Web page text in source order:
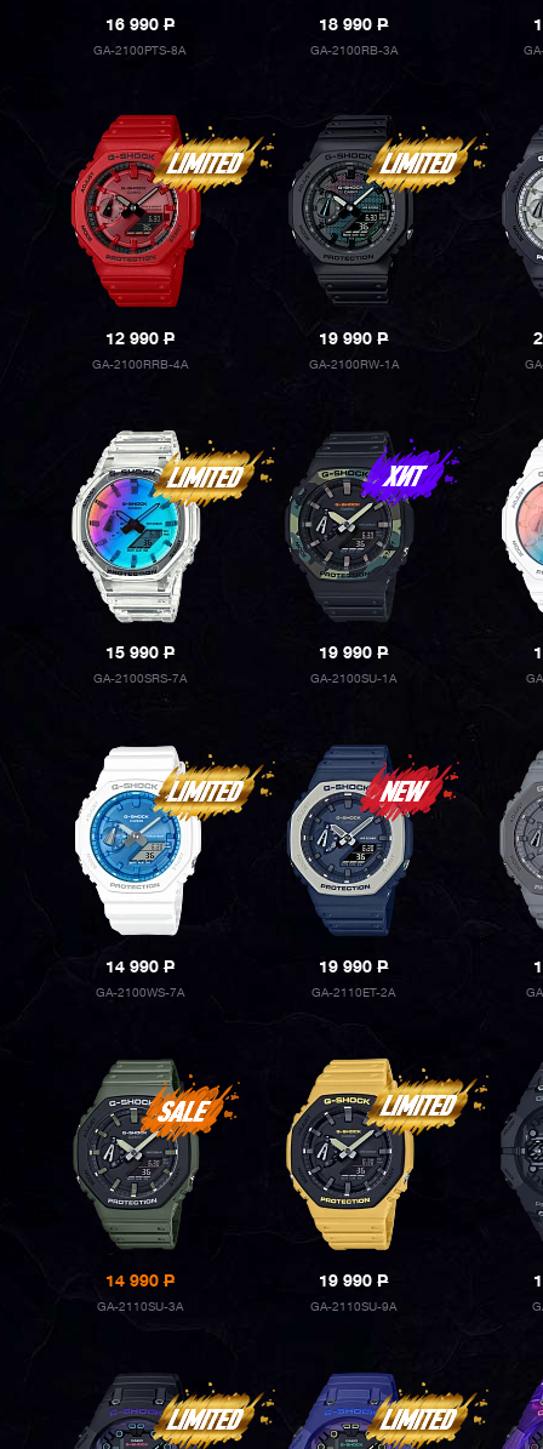
16 990P
GA-2100PTS-8A
18 990P
GA-2100RB-3A
12 990P
GA-2100RRB-4A
19 990P
GA-2100RW-1A
15 990P
GA-2100SRS-7A
19 990P
GA-2100SU-1A
14 990P
GA-2100WS-7A
19 990P
GA-2110ET-2A
14 990P
GA-2110SU-3A
19 990P
GA-2110SU-9A